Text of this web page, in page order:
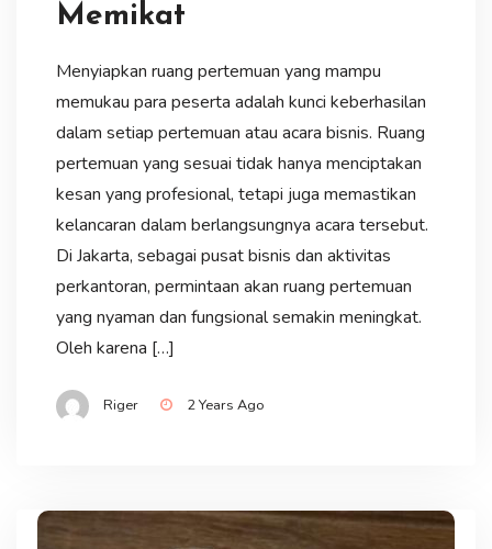
Memikat
Menyiapkan ruang pertemuan yang mampu
memukau para peserta adalah kunci keberhasilan
dalam setiap pertemuan atau acara bisnis. Ruang
pertemuan yang sesuai tidak hanya menciptakan
kesan yang profesional, tetapi juga memastikan
kelancaran dalam berlangsungnya acara tersebut.
Di Jakarta, sebagai pusat bisnis dan aktivitas
perkantoran, permintaan akan ruang pertemuan
yang nyaman dan fungsional semakin meningkat.
Oleh karena […]
Riger 2 Years Ago